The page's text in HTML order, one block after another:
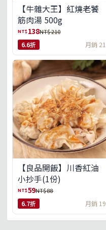
【牛雜大王】紅燒老饕
筋肉湯 500g
NT$ 138NT$ 210
6.6折 月銷 21
【良品開飯】川香紅油
小抄手(1份)
NT$59NT$ 88
6.7折 月銷 19